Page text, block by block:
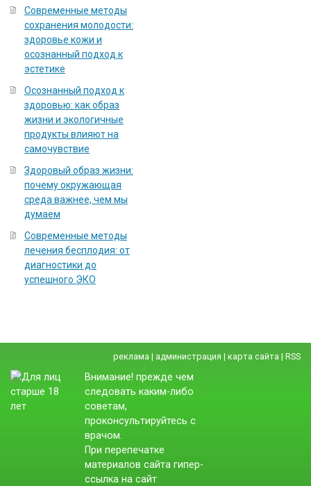
Современные методы
сохранения молодости:
здоровье кожи и
осознанный подход к
эстетике
Осознанный подход к
здоровью: как образ
жизни и экологичные
продукты влияют на
самочувствие
Здоровый образ жизни:
почему окружающая
среда важнее, чем мы
думаем
Современные методы
лечения бесплодия: от
диагностики до
успешного ЭКО
реклама | администрация | карта сайта | RSS
Внимание! прежде чем
следовать каким-либо
советам,
проконсультируйтесь с
врачом.
При перепечатке
материалов сайта гипер-
ссылка на сайт